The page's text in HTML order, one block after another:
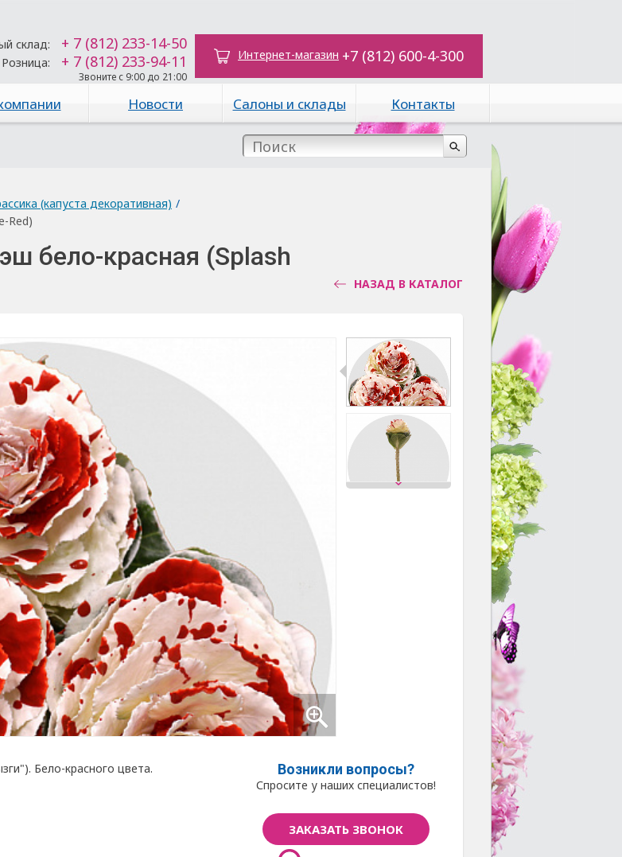
склад: + 7 (812) 233-14-50
Розница: + 7 (812) 233-94-11
Звоните с 9:00 до 21:00
Интернет-магазин +7 (812) 600-4-300
Новости Салоны и склады Контакты
(капуста декоративная) /
Red)
бело-красная (Splash
НАЗАД В КАТАЛОГ
Бело-красного цвета. Возникли вопросы?
Спросите у наших специалистов!
ЗАКАЗАТЬ ЗВОНОК